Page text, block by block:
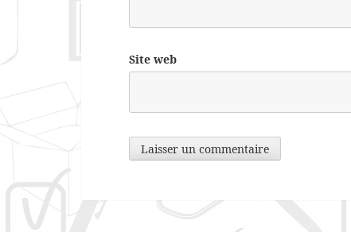
Site web